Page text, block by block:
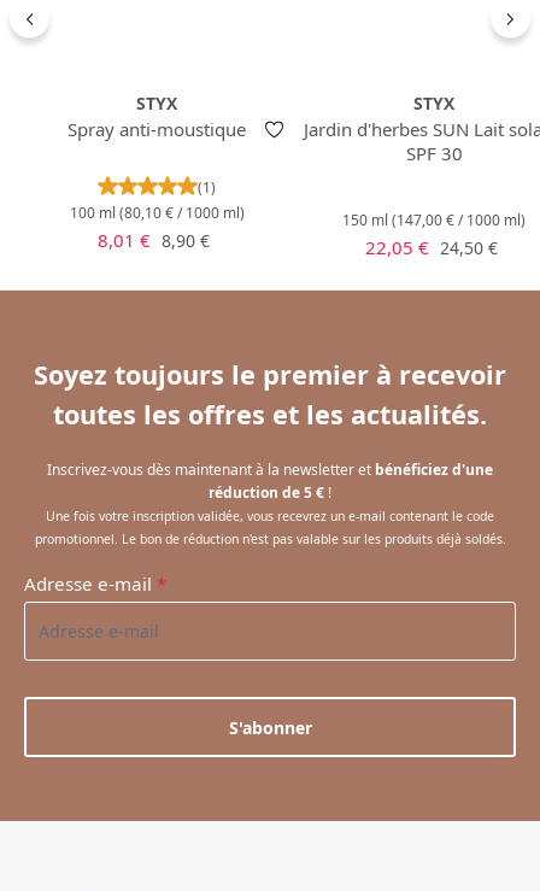
STYX
Spray anti-moustique
Note moyenne de 5 sur 5 étoiles
(1)
100 ml (80,10 € / 1000 ml)
Prix de vente :
8,01 € Prix régulier :
8,90 €
STYX
Jardin d'herbes SUN Lait
SPF 30
150 ml (147,00 € / 1000 ml)
Prix de vente :
22,05 € Prix
24,50 €
Soyez toujours le premier à recevoir
toutes les offres et les actualités.
Inscrivez-vous dès maintenant à la newsletter et bénéficiez d'une
réduction de 5 € !
Une fois votre inscription validée, vous recevrez un e-mail contenant le code
promotionnel. Le bon de réduction n'est pas valable sur les produits déjà soldés.
Adresse e-mail *
S'abonner